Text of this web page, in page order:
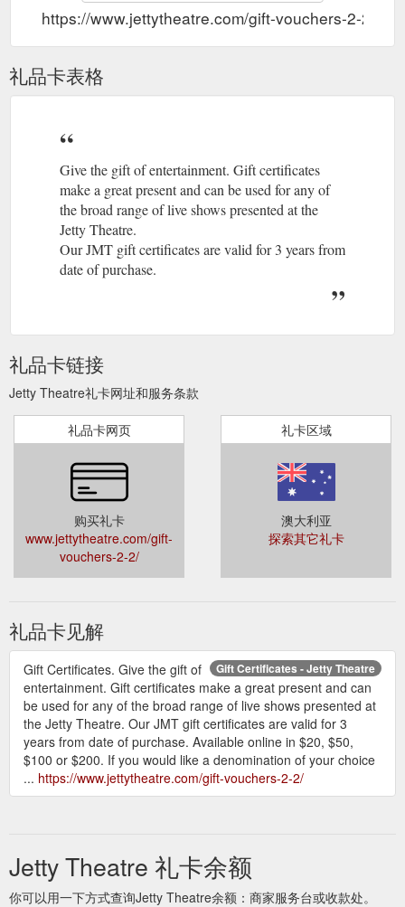
https://www.jettytheatre.com/gift-vouchers-2-2/
礼品卡表格
Give the gift of entertainment. Gift certificates
make a great present and can be used for any of
the broad range of live shows presented at the
Jetty Theatre.
Our JMT gift certificates are valid for 3 years from
date of purchase.
礼品卡链接
Jetty Theatre礼卡网址和服务条款
礼品卡网页
购买礼卡
www.jettytheatre.com/gift-
vouchers-2-2/
礼卡区域
澳大利亚
探索其它礼卡
礼品卡见解
Gift Certificates - Jetty Theatre
Gift Certificates. Give the gift of
entertainment. Gift certificates make a great present and can
be used for any of the broad range of live shows presented at
the Jetty Theatre. Our JMT gift certificates are valid for 3
years from date of purchase. Available online in $20, $50,
$100 or $200. If you would like a denomination of your choice
... https://www.jettytheatre.com/gift-vouchers-2-2/
Jetty Theatre 礼卡余额
你可以用一下方式查询Jetty Theatre余额：商家服务台或收款处。